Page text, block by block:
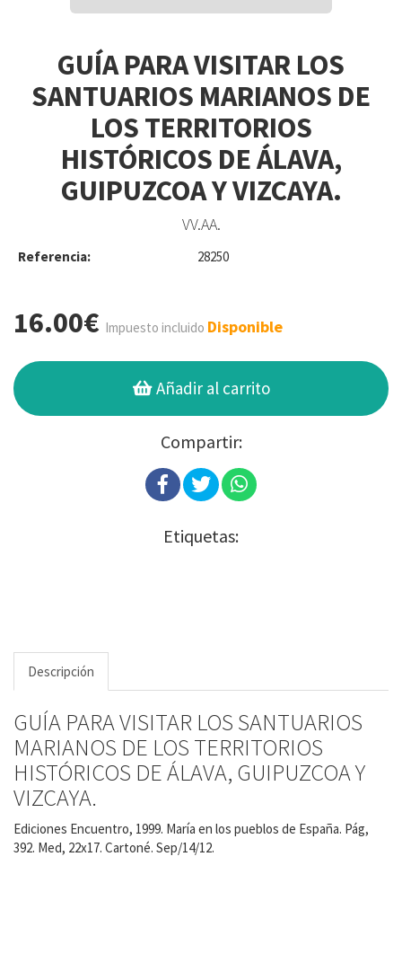
GUÍA PARA VISITAR LOS
SANTUARIOS MARIANOS DE
LOS TERRITORIOS
HISTÓRICOS DE ÁLAVA,
GUIPUZCOA Y VIZCAYA.
VV.AA.
Referencia: 28250
16.00€ Impuesto incluido Disponible
Añadir al carrito
Compartir:
Etiquetas:
Descripción
GUÍA PARA VISITAR LOS SANTUARIOS
MARIANOS DE LOS TERRITORIOS
HISTÓRICOS DE ÁLAVA, GUIPUZCOA Y
VIZCAYA.
Ediciones Encuentro, 1999. María en los pueblos de España. Pág,
392. Med, 22x17. Cartoné. Sep/14/12.